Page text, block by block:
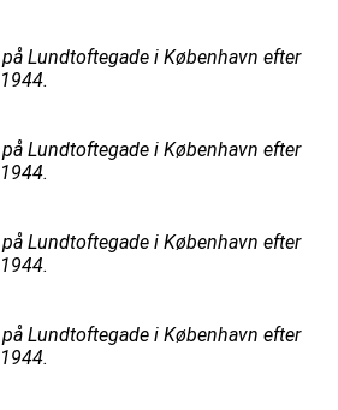
Lundtoftegade i København efter
Lundtoftegade i København efter
Lundtoftegade i København efter
Lundtoftegade i København efter